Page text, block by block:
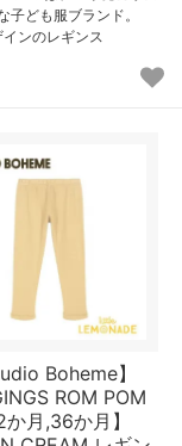
子ども服ブランド。
ンのレギンス
Boheme】
ROM POM
か月,36か月】